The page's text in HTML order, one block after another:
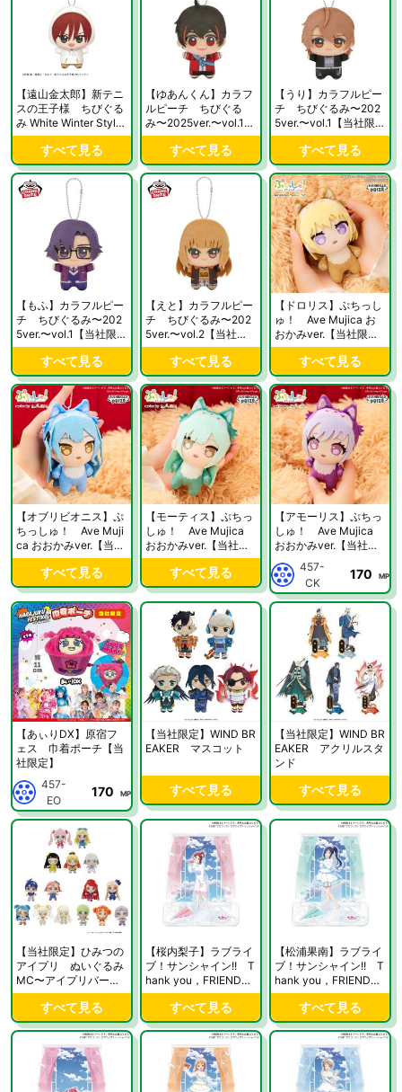
【遠山金太郎】新テニ
スの王子様 ちびぐる
み White Winter Style
vol.2【当社限定】
すべて見る
【ゆあんくん】カラフ
ルピーチ ちびぐる
み〜2025ver.〜vol.1
【当社限定】
すべて見る
【うり】カラフルピー
チ ちびぐるみ〜202
5ver.〜vol.1【当社限
定】
すべて見る
【もふ】カラフルピー
チ ちびぐるみ〜202
5ver.〜vol.1【当社限
定】
すべて見る
【えと】カラフルピー
チ ちびぐるみ〜202
5ver.〜vol.2【当社限
定】
すべて見る
【ドロリス】ぷちっし
ゅ！ Ave Mujica お
おかみver.【当社限
定】
すべて見る
【オブリビオニス】ぷ
ちっしゅ！ Ave Muji
ca おおかみver.【当社
限定】
すべて見る
【モーティス】ぷちっ
しゅ！ Ave Mujica
おおかみver.【当社限
定】
すべて見る
【アモーリス】ぷちっ
しゅ！ Ave Mujica
おおかみver.【当社限
457-
CK
170 MP
【あぃりDX】原宿フ
ェス 巾着ポーチ【当
社限定】
457-
EO
170 MP
【当社限定】WIND BR
EAKER マスコット
すべて見る
【当社限定】WIND BR
EAKER アクリルスタ
ンド
すべて見る
【当社限定】ひみつの
アイプリ ぬいぐるみ
MC〜アイプリバー
ス〜
すべて見る
【桜内梨子】ラブライ
ブ！サンシャイン!! T
hank you，FRIENDS!!
ver. ビッグジオラマア
クリルスタンド【当社
限定】
すべて見る
【松浦果南】ラブライ
ブ！サンシャイン!! T
hank you，FRIENDS!!
ver. ビッグジオラマア
クリルスタンド【当社
限定】
すべて見る